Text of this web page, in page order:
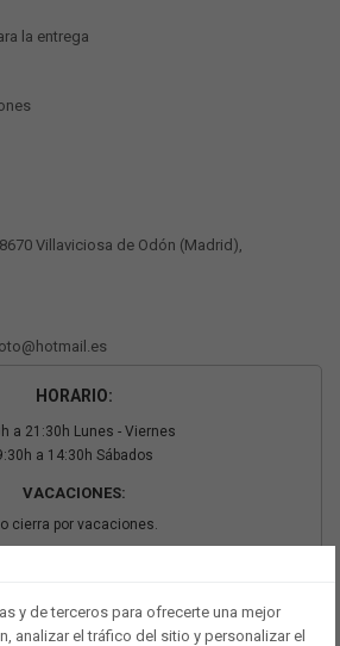
la entrega
Villaviciosa de Odón (Madrid),
HORARIO:
a 21:30h Lunes - Viernes
a 14:30h Sábados
VACACIONES:
cierra por vacaciones.
y de terceros para ofrecerte una mejor
analizar el tráfico del sitio y personalizar el